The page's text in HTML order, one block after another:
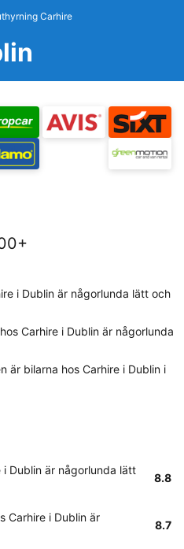
Carhire
i Dublin är någorlunda lätt och
Carhire i Dublin är någorlunda
är bilarna hos Carhire i Dublin i
Dublin är någorlunda lätt
8.8
Carhire i Dublin är
8.7